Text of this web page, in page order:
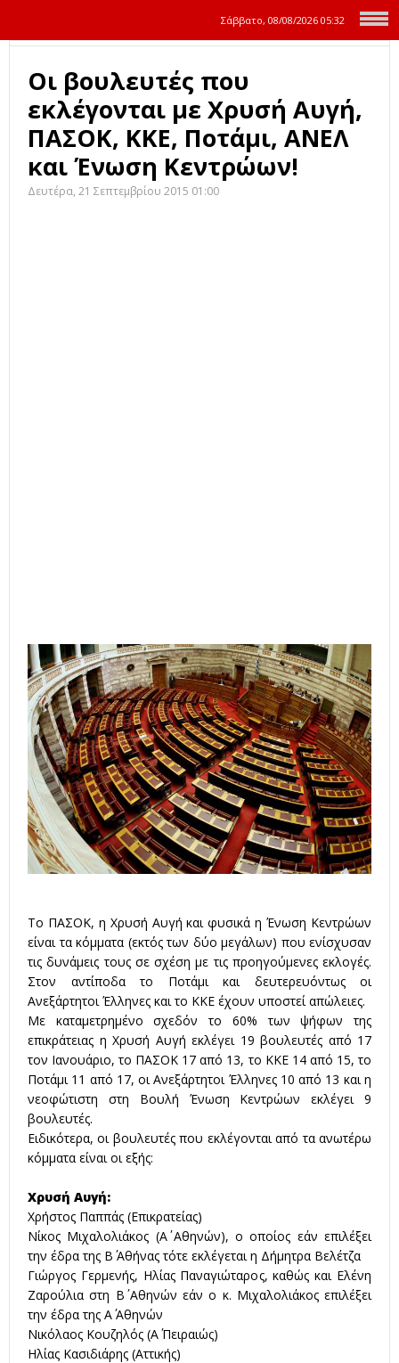
Σάββατο, 08/08/2026 05:32
Οι βουλευτές που
εκλέγονται με Χρυσή Αυγή,
ΠΑΣΟΚ, ΚΚΕ, Ποτάμι, ΑΝΕΛ
και Ένωση Κεντρώων!
Δευτέρα, 21 Σεπτεμβρίου 2015 01:00
Το ΠΑΣΟΚ, η Χρυσή Αυγή και φυσικά η Ένωση Κεντρώων
είναι τα κόμματα (εκτός των δύο μεγάλων) που ενίσχυσαν
τις δυνάμεις τους σε σχέση με τις προηγούμενες εκλογές.
Στον αντίποδα το Ποτάμι και δευτερευόντως οι
Ανεξάρτητοι Έλληνες και το ΚΚΕ έχουν υποστεί απώλειες.
Με καταμετρημένο σχεδόν το 60% των ψήφων της
επικράτειας η Χρυσή Αυγή εκλέγει 19 βουλευτές από 17
τον Ιανουάριο, το ΠΑΣΟΚ 17 από 13, το ΚΚΕ 14 από 15, το
Ποτάμι 11 από 17, οι Ανεξάρτητοι Έλληνες 10 από 13 και η
νεοφώτιστη στη Βουλή Ένωση Κεντρώων εκλέγει 9
βουλευτές.
Ειδικότερα, οι βουλευτές που εκλέγονται από τα ανωτέρω
κόμματα είναι οι εξής:
Χρυσή Αυγή:
Χρήστος Παππάς (Επικρατείας)
Νίκος Μιχαλολιάκος (Α΄ Αθηνών), ο οποίος εάν επιλέξει
την έδρα της Β΄ Αθήνας τότε εκλέγεται η Δήμητρα Βελέτζα
Γιώργος Γερμενής, Ηλίας Παναγιώταρος, καθώς και Ελένη
Ζαρούλια στη Β΄ Αθηνών εάν ο κ. Μιχαλολιάκος επιλέξει
την έδρα της Α΄ Αθηνών
Νικόλαος Κουζηλός (Α΄ Πειραιώς)
Ηλίας Κασιδιάρης (Αττικής)